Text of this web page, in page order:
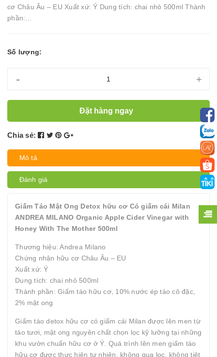
cơ Châu Âu – EU Xuất xứ: Ý Dung tích: chai nhỏ 500ml Thành
phần:...
Số lượng:
- +
Đặt hàng ngay
Chia sẻ:
Mô tả
Đánh giá
Giấm Táo Mật Ong Detox hữu cơ Có giấm cái Milan
ANDREA MILANO Organic Apple Cider Vinegar with
Honey With The Mother 500ml
Thương hiệu: Andrea Milano
Chứng nhận hữu cơ Châu Âu – EU
Xuất xứ: Ý
Dung tích: chai nhỏ 500ml
Thành phần: Giấm táo hữu cơ, 10% nước ép táo cô đặc,
2% mật ong
Giấm táo detox hữu cơ có giấm cái Milan được lên men từ
táo tươi, mật ong nguyên chất chọn lọc kỹ lưỡng tại những
khu vườn chuẩn hữu cơ ở Ý. Quá trình lên men giấm táo
hữu cơ được thực hiện tự nhiên, không qua lọc, không tiệt